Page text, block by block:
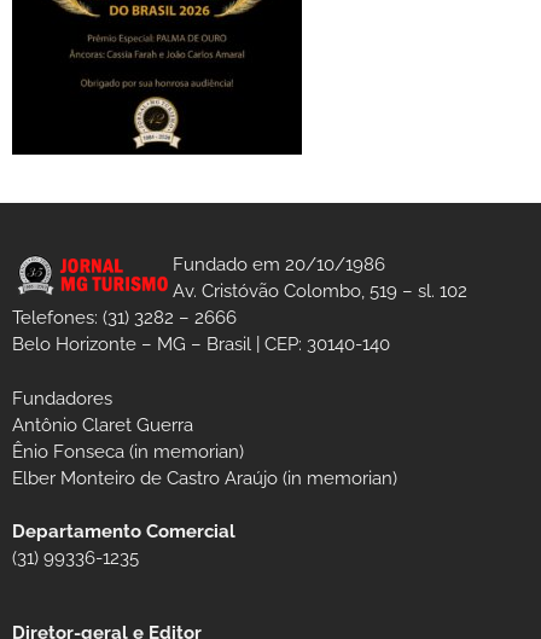
Fundado em 20/10/1986
Av. Cristóvão Colombo, 519 – sl. 102
Telefones: (31) 3282 – 2666
Belo Horizonte – MG – Brasil | CEP: 30140-140
Fundadores
Antônio Claret Guerra
Ênio Fonseca (in memorian)
Elber Monteiro de Castro Araújo (in memorian)
Departamento Comercial
(31) 99336-1235
Diretor-geral e Editor